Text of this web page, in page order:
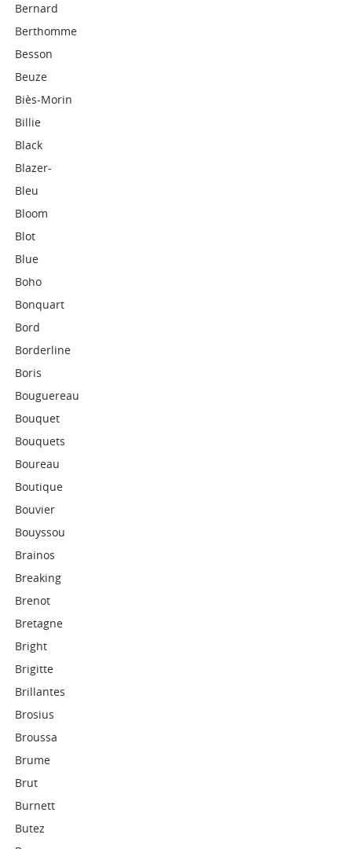
Bernard
Berthomme
Besson
Beuze
Biès-Morin
Billie
Black
Blazer-
Bleu
Bloom
Blot
Blue
Boho
Bonquart
Bord
Borderline
Boris
Bouguereau
Bouquet
Bouquets
Boureau
Boutique
Bouvier
Bouyssou
Brainos
Breaking
Brenot
Bretagne
Bright
Brigitte
Brillantes
Brosius
Broussa
Brume
Brut
Burnett
Butez